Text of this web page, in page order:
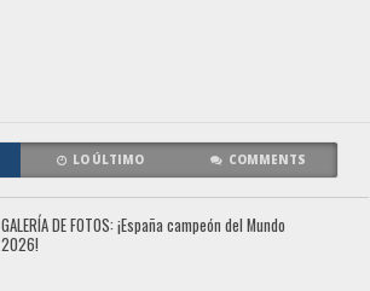
LO ÚLTIMO COMMENTS
GALERÍA DE FOTOS: ¡España campeón del Mundo
2026!